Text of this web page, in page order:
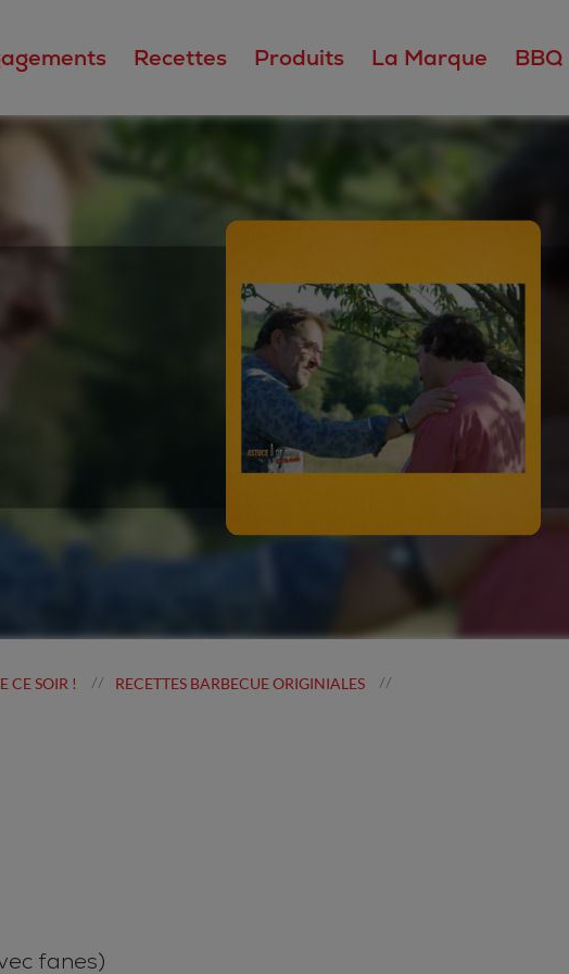
Recettes Produits La Marque BBQ
CE SOIR ! // RECETTES BARBECUE ORIGINIALES //
fanes)